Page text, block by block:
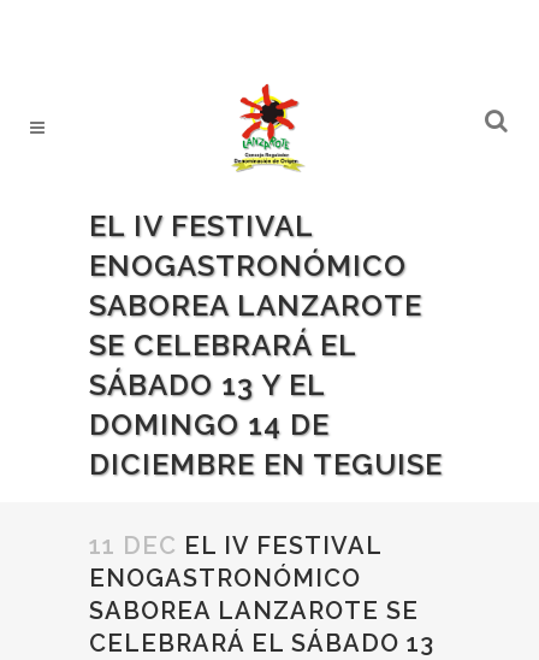
EL IV FESTIVAL
ENOGASTRONÓMICO
SABOREA LANZAROTE
SE CELEBRARÁ EL
SÁBADO 13 Y EL
DOMINGO 14 DE
DICIEMBRE EN TEGUISE
11 DEC EL IV FESTIVAL
ENOGASTRONÓMICO
SABOREA LANZAROTE SE
CELEBRARÁ EL SÁBADO 13